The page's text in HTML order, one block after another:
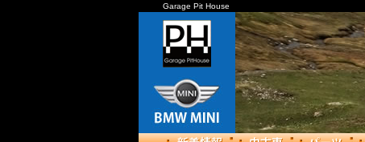
Garage Pit House